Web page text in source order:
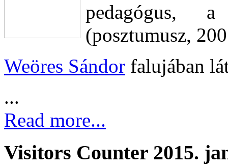
pedagógus,
(posztumusz,
Weöres Sándor falujában
...
Read more...
Visitors Counter 2015.